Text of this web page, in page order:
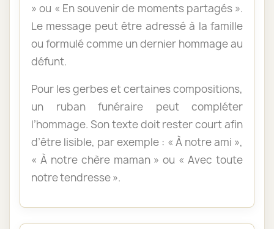
» ou « En souvenir de moments partagés ».
Le message peut être adressé à la famille
ou formulé comme un dernier hommage au
défunt.
Pour les gerbes et certaines compositions,
un ruban funéraire peut compléter
l’hommage. Son texte doit rester court afin
d’être lisible, par exemple : « À notre ami »,
« À notre chère maman » ou « Avec toute
notre tendresse ».